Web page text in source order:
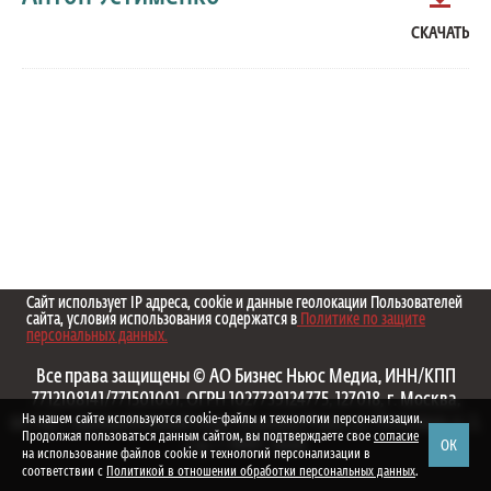
СКАЧАТЬ
Сайт использует IP адреса, cookie и данные геолокации Пользователей
сайта, условия использования содержатся в Политике по защите
персональных данных.
Все права защищены © АО Бизнес Ньюс Медиа, ИНН/КПП
7712108141/771501001, ОГРН 1027739124775, 127018, г. Москва,
вн.тер.г. муниципальный округ Марьина Роща, ул. Полковая, д. 3,
стр. 1. 1999—2026
На нашем сайте используются cookie-файлы и технологии персонализации.
Продолжая пользоваться данным сайтом, вы подтверждаете свое согласие
на использование файлов cookie и технологий персонализации в
соответствии с Политикой в отношении обработки персональных данных.
ОК